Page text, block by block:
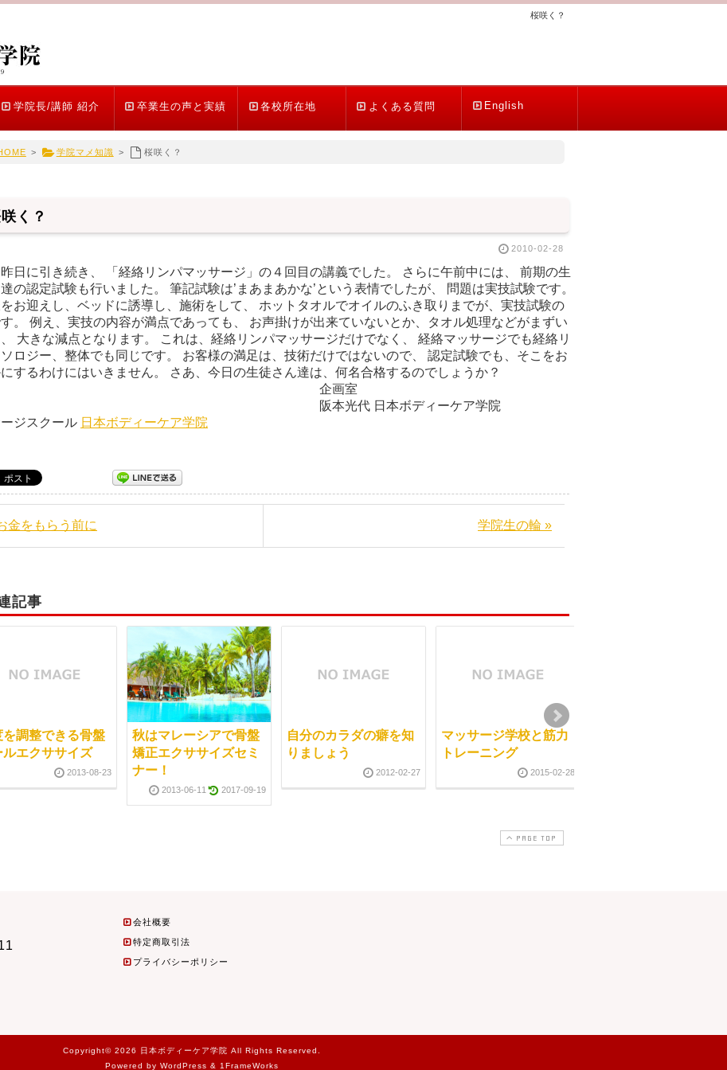
桜咲く？
学院長/講師 紹介 卒業生の声と実績 各校所在地 よくある質問 English
> 学院マメ知識 > 桜咲く？
く？
2010-02-28
日に引き続き、 「経絡リンパマッサージ」の４回目の講義でした。 さらに午前中には、 前期の生
の認定試験も行いました。 筆記試験は’まあまあかな’という表情でしたが、 問題は実技試験です。
お迎えし、ベッドに誘導し、施術をして、 ホットタオルでオイルのふき取りまでが、実技試験の
。 例え、実技の内容が満点であっても、 お声掛けが出来ていないとか、タオル処理などがまずい
大きな減点となります。 これは、経絡リンパマッサージだけでなく、 経絡マッサージでも経絡リ
ロジー、整体でも同じです。 お客様の満足は、技術だけではないので、 認定試験でも、そこをお
するわけにはいきません。 さあ、今日の生徒さん達は、何名合格するのでしょうか？
画室
本光代 日本ボディーケア学院
ジスクール 日本ボディーケア学院
金をもらう前に 学院生の輪 »
記事
を調整できる骨盤
ルエクササイズ
2013-08-23
秋はマレーシアで骨盤
矯正エクササイズセミ
ナー！
2013-06-11 2017-09-19
自分のカラダの癖を知
りましょう
2012-02-27
マッサージ学校と筋力
トレーニング
2015-02-28
PAGE TOP
会社概要
特定商取引法
プライバシーポリシー
Copyright© 2026 日本ボディーケア学院 All Rights Reserved.
Powered by WordPress & 1FrameWorks